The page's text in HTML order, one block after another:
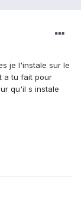
je l'instale sur le
a tu fait pour
qu'il s instale